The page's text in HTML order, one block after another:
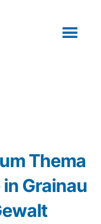
Thema
Grainau